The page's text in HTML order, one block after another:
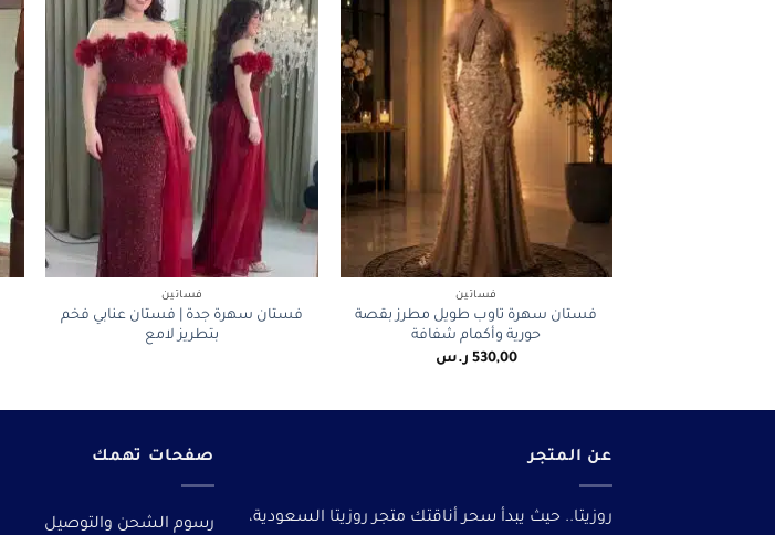
فساتين
فستان سهرة تاوب طويل مطرز بقصة
حورية وأكمام شفافة
530,00 ر.س
+
فساتين
فستان سهرة جدة | فستان عنابي فخم
بتطريز لامع
عن المتجر
روزيتا.. حيث يبدأ سحر أناقتك متجر روزيتا السعودية،
صفحات تهمك
رسوم الشحن والتوصيل